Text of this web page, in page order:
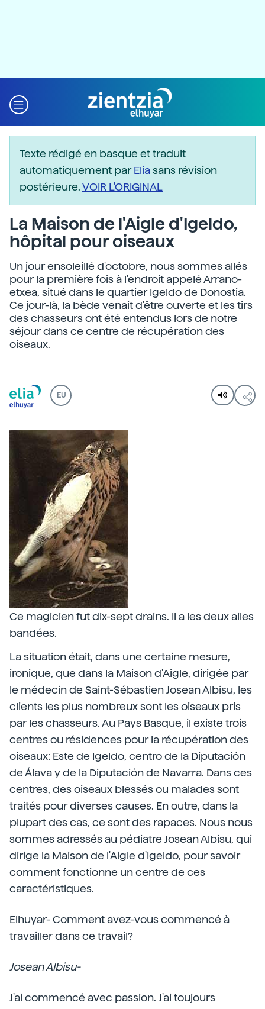
Texte rédigé en basque et traduit
automatiquement parEliasans révision
postérieure.VOIR L'ORIGINAL
La Maison de l'Aigle d'Igeldo,
hôpital pour oiseaux
Un jour ensoleillé d'octobre, nous sommes allés
pour la première fois à l'endroit appelé Arrano-
etxea, situé dans le quartier Igeldo de Donostia.
Ce jour-là, la bède venait d'être ouverte et les tirs
des chasseurs ont été entendus lors de notre
séjour dans ce centre de récupération des
oiseaux.
EU
Ce magicien fut dix-sept drains. Il a les deux ailes
bandées.
La situation était, dans une certaine mesure,
ironique, que dans la Maison d'Aigle, dirigée par
le médecin de Saint-Sébastien Josean Albisu, les
clients les plus nombreux sont les oiseaux pris
par les chasseurs. Au Pays Basque, il existe trois
centres ou résidences pour la récupération des
oiseaux: Este de Igeldo, centro de la Diputación
de Álava y de la Diputación de Navarra. Dans ces
centres, des oiseaux blessés ou malades sont
traités pour diverses causes. En outre, dans la
plupart des cas, ce sont des rapaces. Nous nous
sommes adressés au pédiatre Josean Albisu, qui
dirige la Maison de l'Aigle d'Igeldo, pour savoir
comment fonctionne un centre de ces
caractéristiques.
Elhuyar- Comment avez-vous commencé à
travailler dans ce travail?
Josean Albisu-
J'ai commencé avec passion. J'ai toujours